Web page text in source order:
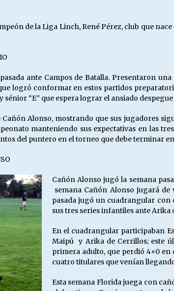
de la Liga Linch, René Pérez, club que
ante Campos de Batalla. Presentaron
logró conformar en estos partidos
“E” que espera lograr el ansiado
Alonso, mostrando que sus jugadores
manteniendo sus expectativas en las
del puntero en el torneo que debe terminar
Cañón Alonso jugó la semana
semana Cañón Alonso jugará
pasada jugó un cuadrangular con
sus tres series infantiles ante Arika
En el cuadrangular participaban
Maipú y Arika de Cerrillos; este
primera adulto, que perdió 4×0 en
cuatro titulares que venían
Esta semana Florida juega con